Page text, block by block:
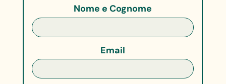
Nome e Cognome
Email